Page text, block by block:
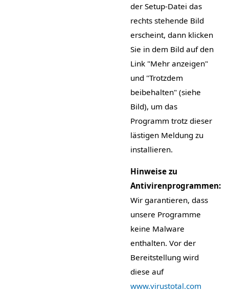
der Setup-Datei das
rechts stehende Bild
erscheint, dann klicken
Sie in dem Bild auf den
Link "Mehr anzeigen"
und "Trotzdem
beibehalten" (siehe
Bild), um das
Programm trotz dieser
lästigen Meldung zu
installieren.
Hinweise zu
Antivirenprogrammen:
Wir garantieren, dass
unsere Programme
keine Malware
enthalten. Vor der
Bereitstellung wird
diese auf
www.virustotal.com